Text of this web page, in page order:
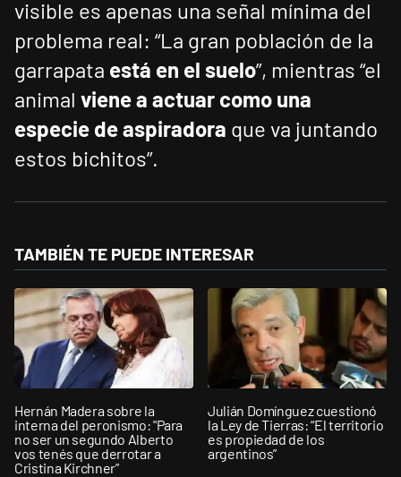
visible es apenas una señal mínima del
problema real: “La gran población de la
garrapata está en el suelo”, mientras “el
animal viene a actuar como una
especie de aspiradora que va juntando
estos bichitos”.
TAMBIÉN TE PUEDE INTERESAR
Hernán Madera sobre la
interna del peronismo: "Para
no ser un segundo Alberto
vos tenés que derrotar a
Cristina Kirchner”
Julián Domínguez cuestionó
la Ley de Tierras: “El territorio
es propiedad de los
argentinos”